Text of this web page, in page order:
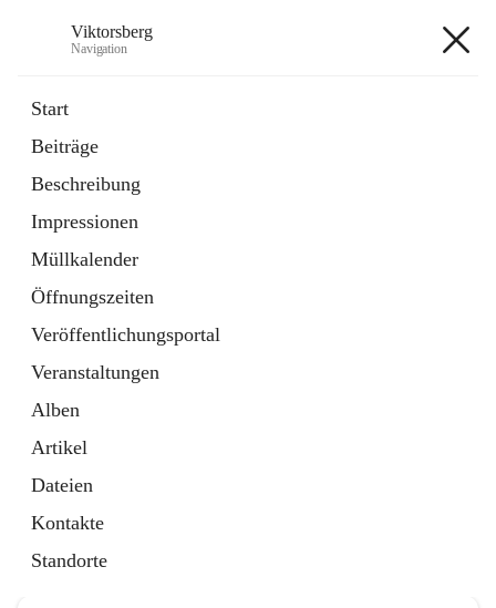
Viktorsberg
Navigation
Start
Beiträge
Beschreibung
Impressionen
Müllkalender
Öffnungszeiten
Veröffentlichungsportal
Veranstaltungen
Alben
Artikel
Dateien
Kontakte
Standorte
1 Schnellzugriff
Bürgerservice
10 Schnellzugriffe